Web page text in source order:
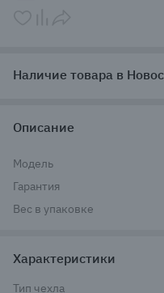
Наличие товара в
Описание
Модель
Гарантия
Вес в упаковке
Характеристики
Тип чехла